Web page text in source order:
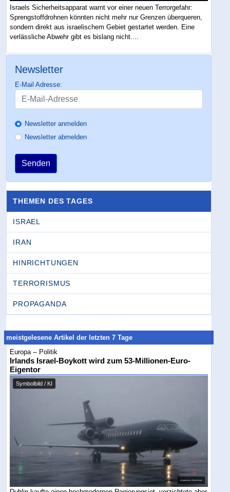
Israels Sicherheitsapparat warnt vor einer neuen Terrorgefahr:
Sprengstoffdrohnen könnten nicht mehr nur Grenzen überqueren,
sondern direkt aus israelischem Gebiet gestartet werden. Eine
verlässliche Abwehr gibt es bislang nicht....
Newsletter
E-Mail Adresse:
Newsletter anmelden
Newsletter abmelden
Senden
THEMEN DES TAGES
ISRAEL
IRAN
HINRICHTUNGEN
TERRORISMUS
PROPAGANDA
meistgelesene Artikel der letzten 7 Tage
Europa -- Politik
Irlands Israel-Boykott wird zum 53-Millionen-Euro-
Eigentor
Symbolbild / KI